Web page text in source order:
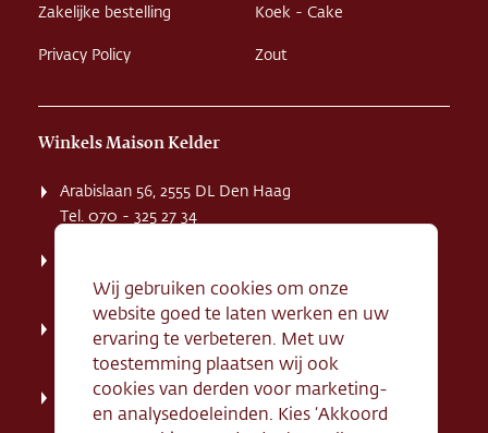
Zakelijke bestelling
Privacy Policy
Koek - Cake
Zout
Winkels Maison Kelder
Arabislaan 56, 2555 DL Den Haag
Tel. 070 - 325 27 34
Tel. 070 - 324 94 09
Kerkstraat 71, 2242 HD Wassenaar
Tel. 070 - 517 95 07
Dorpsstraat 134, 2712 AN Zoetermeer
Tel. 079 - 316 78 95
Wij gebruiken cookies om onze
website goed te laten werken en uw
ervaring te verbeteren. Met uw
toestemming plaatsen wij ook
cookies van derden voor marketing-
en analysedoeleinden. Kies ‘Akkoord